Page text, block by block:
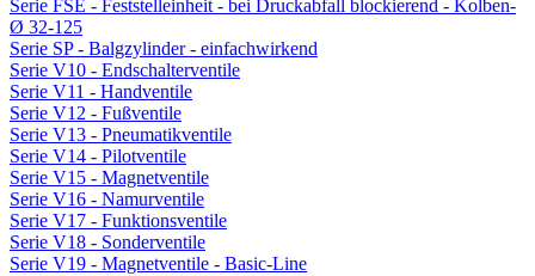
Serie FSE - Feststelleinheit - bei Druckabfall blockierend - Kolben-
Ø 32-125
Serie SP - Balgzylinder - einfachwirkend
Serie V10 - Endschalterventile
Serie V11 - Handventile
Serie V12 - Fußventile
Serie V13 - Pneumatikventile
Serie V14 - Pilotventile
Serie V15 - Magnetventile
Serie V16 - Namurventile
Serie V17 - Funktionsventile
Serie V18 - Sonderventile
Serie V19 - Magnetventile - Basic-Line